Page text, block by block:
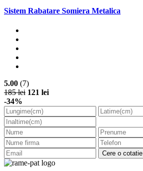
Sistem Rabatare Somiera Metalica
5.00 (7)
185 lei 121 lei
-34%
Cere o cotatie